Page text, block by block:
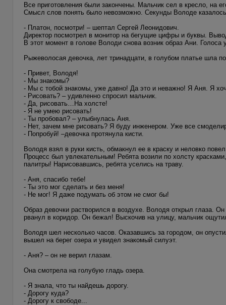
Все приготовления были закончены. Мальчик сел в кресло, на
Смысл слов понять было невозможно. Секунды Володе
- Платон, посмотри! – шептал Сергей Леонидович.
Директор посмотрел в монитор на бегущие цифры и буквы.
В этот момент в голове Володи снова возник образ Ани.
Рыжеволосая девочка, лет тринадцати, в голубом платье шла
- Привет, Володя!
- Мы знакомы?
- Мы с тобой знакомы, уже давно! Да это и неважно! Я Аня. Я
- Рисовать? – удивленно спросил мальчик.
- Да, рисовать…На холсте!
- Я не умею рисовать!
- Ты пробовал? – улыбнулась Аня.
- Нет, зачем мне рисовать? Я буду инженером. Уже все
- Попробуй! –девочка протянула кисти.
Володя взял в руки кисть, обмакнул ее в краску и неловко
Процесс был увлекательным! Ребята возили по холсту
палитры! Нарисовавшись, ребята уселись на траву.
- Аня, спасибо тебе!
- Ты это мог сделать и без меня!
- Не мог! Я даже подумать об этом не смог бы!
Образ девочки растворился в воздухе. Володя открыл глаза.
рванул в коридор. Он бежал! Выскочив на улицу, мальчик
Володя шел несколько часов. Оказавшись за городом, он
вышел на берег озера и увидел знакомый силуэт.
- Аня? – он не верил глазам.
Она смотрела на голубую гладь озера.
- Я знала, что ты найдешь дорогу.
- Дорогу куда?
- Дорогу к свободе...